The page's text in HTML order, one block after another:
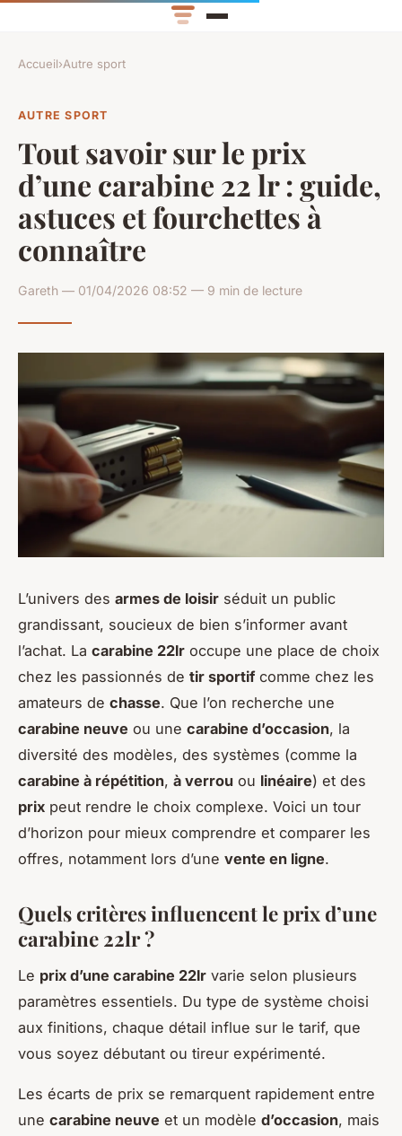
Accueil›Autre sport
AUTRE SPORT
Tout savoir sur le prix
d’une carabine 22 lr : guide,
astuces et fourchettes à
connaître
Gareth — 01/04/2026 08:52 — 9 min de lecture
L’univers des armes de loisir séduit un public
grandissant, soucieux de bien s’informer avant
l’achat. La carabine 22lr occupe une place de choix
chez les passionnés de tir sportifcomme chez les
amateurs de chasse. Que l’on recherche une
carabine neuve ou une carabine d’occasion, la
diversité des modèles, des systèmes (comme la
carabine à répétition, à verrou ou linéaire) et des
prix peut rendre le choix complexe. Voici un tour
d’horizon pour mieux comprendre et comparer les
offres, notamment lors d’une vente en ligne.
Quels critères influencent le prix d’une
carabine 22lr ?
Le prix d’une carabine 22lr varie selon plusieurs
paramètres essentiels. Du type de système choisi
aux finitions, chaque détail influe sur le tarif, que
vous soyez débutant ou tireur expérimenté.
Les écarts de prix se remarquent rapidement entre
une carabine neuve et un modèle d’occasion, mais